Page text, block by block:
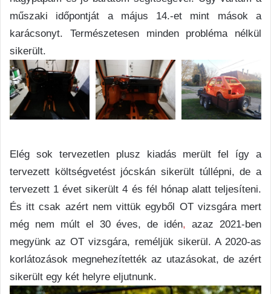
műszaki időpontját a május 14.-et mint mások a
karácsonyt. Természetesen minden probléma nélkül
sikerült.
Elég sok tervezetlen plusz kiadás merült fel így a
tervezett költségvetést jócskán sikerült túllépni, de a
tervezett 1 évet sikerült 4 és fél hónap alatt teljesíteni.
És itt csak azért nem vittük egyből OT vizsgára mert
még nem múlt el 30 éves, de idén, azaz 2021-ben
megyünk az OT vizsgára, reméljük sikerül. A 2020-as
korlátozások megnehezítették az utazásokat, de azért
sikerült egy két helyre eljutnunk.